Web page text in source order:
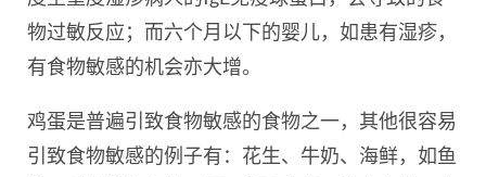
物过敏反应；而六个月以下的婴儿，如患有湿疹，
有食物敏感的机会亦大增。
鸡蛋是普遍引致食物敏感的食物之一，其他很容易
引致食物敏感的例子有：花生、牛奶、海鲜，如鱼